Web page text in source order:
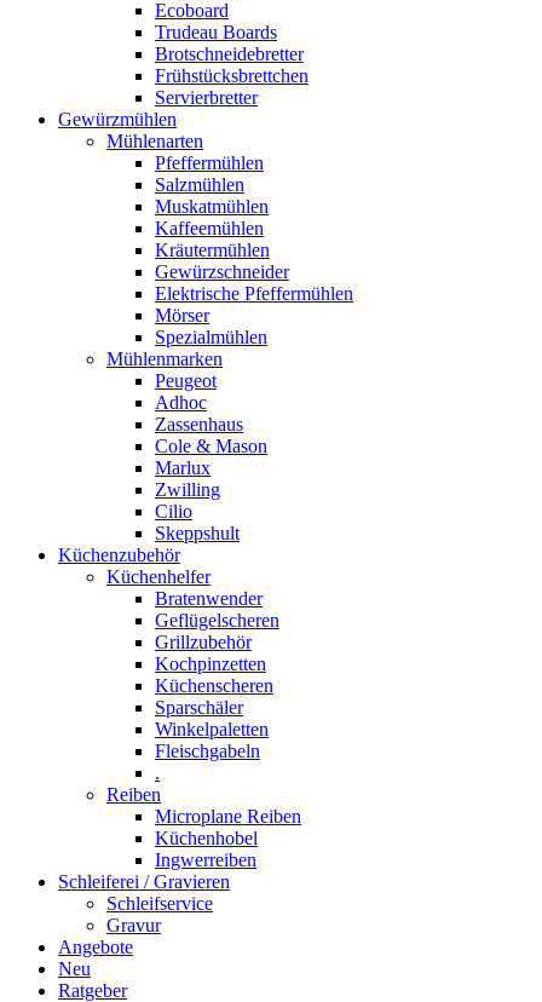
Ecoboard
Trudeau Boards
Brotschneidebretter
Frühstücksbrettchen
Servierbretter
Gewürzmühlen
Mühlenarten
Pfeffermühlen
Salzmühlen
Muskatmühlen
Kaffeemühlen
Kräutermühlen
Gewürzschneider
Elektrische Pfeffermühlen
Mörser
Spezialmühlen
Mühlenmarken
Peugeot
Adhoc
Zassenhaus
Cole & Mason
Marlux
Zwilling
Cilio
Skeppshult
Küchenzubehör
Küchenhelfer
Bratenwender
Geflügelscheren
Grillzubehör
Kochpinzetten
Küchenscheren
Sparschäler
Winkelpaletten
Fleischgabeln
.
Reiben
Microplane Reiben
Küchenhobel
Ingwerreiben
Schleiferei / Gravieren
Schleifservice
Gravur
Angebote
Neu
Ratgeber